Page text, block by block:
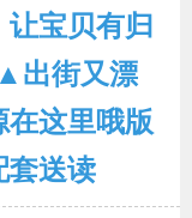
宝贝有归
出街又漂
在这里哦版
套送读